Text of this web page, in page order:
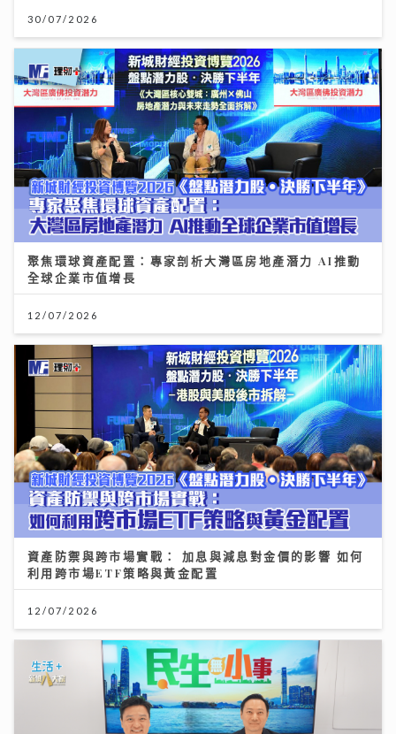
聚焦環球資產配置：專家剖析大灣區房地產潛力 AI推動
全球企業市值增長
12/07/2026
資產防禦與跨市場實戰： 加息與減息對金價的影響 如何
利用跨市場ETF策略與黃金配置
12/07/2026